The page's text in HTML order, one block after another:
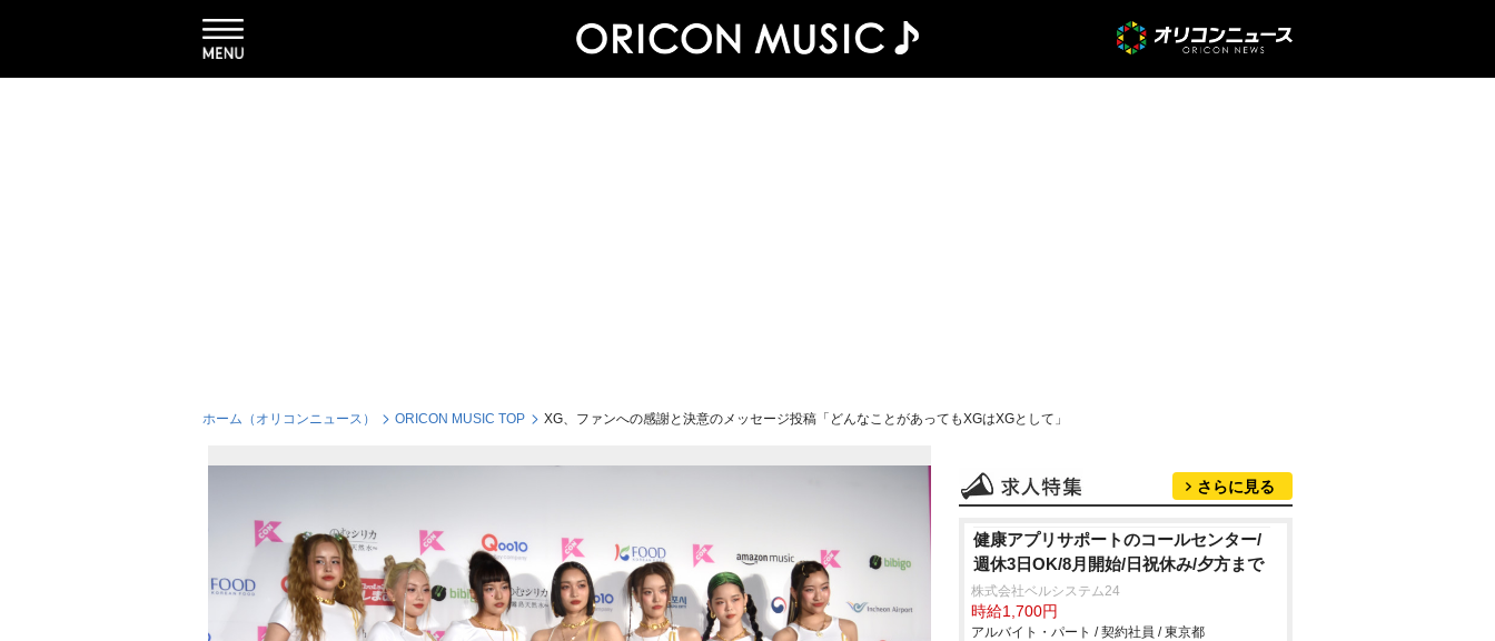
ホーム（オリコンニュース） ORICON MUSIC TOP XG、ファンへの感謝と決意のメッセージ投稿「どんなことがあってもXGはXGとして」
さらに見る
健康アプリサポートのコールセンター/
週休3日OK/8月開始/日祝休み/夕方まで
株式会社ベルシステム24
時給1,700円
アルバイト・パート / 契約社員 / 東京都